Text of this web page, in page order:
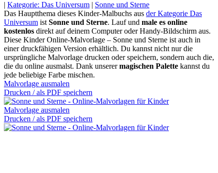
| Kategorie: Das Universum | Sonne und Sterne
Das Hauptthema dieses Kinder-Malbuchs aus der Kategorie Das
Universum istSonne und Sterne. Lauf und male es online
kostenlos direkt auf deinem Computer oder Handy-Bildschirm aus.
Diese Kinder Online-Malvorlage – Sonne und Sterne ist auch in
einer druckfähigen Version erhältlich. Du kannst nicht nur die
ursprüngliche Malvorlage drucken oder speichern, sondern auch die,
die du online ausmalst. Dank unserermagischen Palette kannst du
jede beliebige Farbe mischen.
Malvorlage ausmalen
Drucken / als PDF speichern
Malvorlage ausmalen
Drucken / als PDF speichern